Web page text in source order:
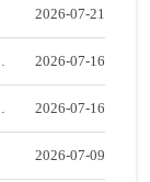
2026-07-21
2026-07-16
2026-07-16
2026-07-09